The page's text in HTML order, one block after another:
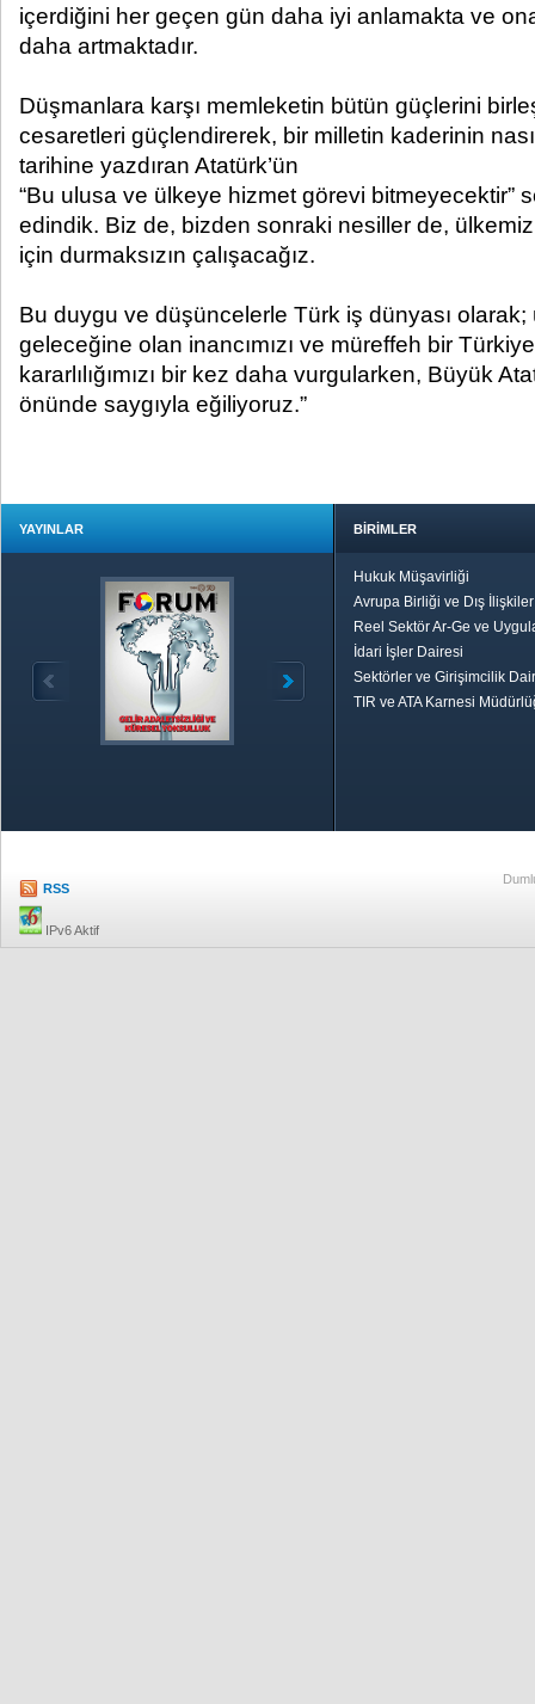
içerdiğini her geçen gün daha iyi anlamakta ve
daha artmaktadır.
Düşmanlara karşı memleketin bütün güçlerini
cesaretleri güçlendirerek, bir milletin kaderinin
tarihine yazdıran Atatürk’ün
“Bu ulusa ve ülkeye hizmet görevi bitmeyecektir”
edindik. Biz de, bizden sonraki nesiller de,
için durmaksızın çalışacağız.
Bu duygu ve düşüncelerle Türk iş dünyası olarak;
geleceğine olan inancımızı ve müreffeh bir
kararlılığımızı bir kez daha vurgularken, Büyük
önünde saygıyla eğiliyoruz.”
YAYINLAR BİRİMLER
Hukuk Müşavirliği
Avrupa Birliği ve Dış
Reel Sektör Ar-Ge ve
İdari İşler Dairesi
Sektörler ve Girişimcilik
TIR ve ATA Karnesi
RSS
IPv6 Aktif